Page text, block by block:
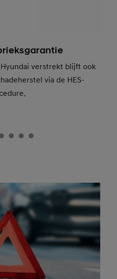
verstrekt blijft ook
via de HES-